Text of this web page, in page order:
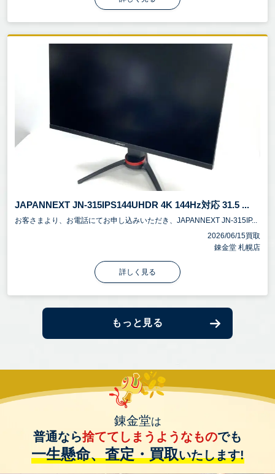
JAPANNEXT JN-315IPS144UHDR 4K 144Hz対応 31.5 ...
お客さまより、お電話にてお申し込みいただき、JAPANNEXT JN-315IP...
2026/06/15買取
錬金堂 札幌店
詳しく見る
もっと見る
錬金堂は
普通なら捨ててしまうようなものでも
一生懸命、査定・買取いたします!